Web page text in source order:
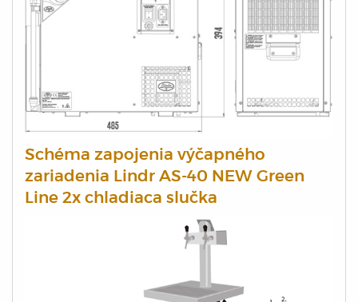
Schéma zapojenia výčapného
zariadenia Lindr AS-40 NEW Green
Line 2x chladiaca slučka